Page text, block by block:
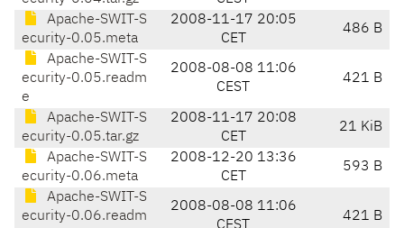
Apache-SWIT-S
ecurity-0.05.meta
2008-11-17 20:05
CET
486 B
Apache-SWIT-S
ecurity-0.05.readm
e
2008-08-08 11:06
CEST
421 B
Apache-SWIT-S
ecurity-0.05.tar.gz
2008-11-17 20:08
CET
21 KiB
Apache-SWIT-S
ecurity-0.06.meta
2008-12-20 13:36
CET
593 B
Apache-SWIT-S
ecurity-0.06.readm
2008-08-08 11:06
421 B